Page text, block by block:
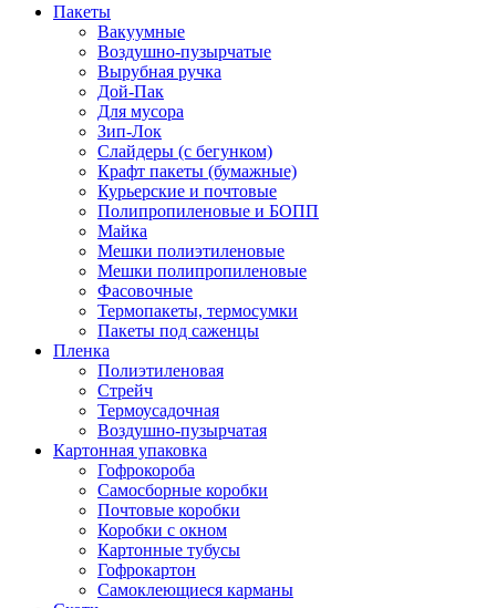
Пакеты
Вакуумные
Воздушно-пузырчатые
Вырубная ручка
Дой-Пак
Для мусора
Зип-Лок
Слайдеры (с бегунком)
Крафт пакеты (бумажные)
Курьерские и почтовые
Полипропиленовые и БОПП
Майка
Мешки полиэтиленовые
Мешки полипропиленовые
Фасовочные
Термопакеты, термосумки
Пакеты под саженцы
Пленка
Полиэтиленовая
Стрейч
Термоусадочная
Воздушно-пузырчатая
Картонная упаковка
Гофрокороба
Самосборные коробки
Почтовые коробки
Коробки с окном
Картонные тубусы
Гофрокартон
Самоклеющиеся карманы